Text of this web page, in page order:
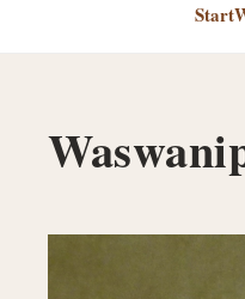
Start